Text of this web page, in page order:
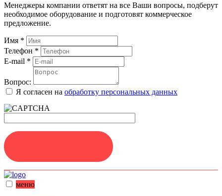
Менеджеры компании ответят на все Ваши вопросы, подберут
необходимое оборудование и подготовят коммерческое
предложение.
Имя *
Телефон *
E-mail *
Вопрос:
Я согласен на обработку персональных данных
меню